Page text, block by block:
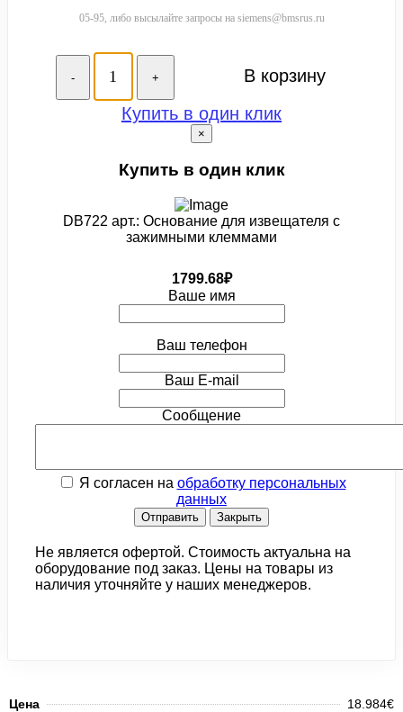
05-95, либо высылайте запросы на siemens@bmsrus.ru
- +
В корзину
Купить в один клик
×
Купить в один клик
DB722 арт.: Основание для извещателя с
зажимными клеммами
1799.68₽
Ваше имя
Ваш телефон
Ваш E-mail
Сообщение
Я согласен на обработку персональных
данных
Отправить Закрыть
Не является офертой. Стоимость актуальна на
оборудование под заказ. Цены на товары из
наличия уточняйте у наших менеджеров.
Цена 18.984€